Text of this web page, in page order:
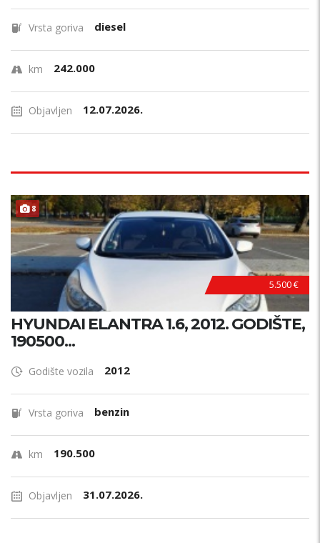
Vrsta goriva diesel
km 242.000
Objavljen 12.07.2026.
8
5.500 €
HYUNDAI ELANTRA 1.6, 2012. GODIŠTE,
190500...
Godište vozila 2012
Vrsta goriva benzin
km 190.500
Objavljen 31.07.2026.